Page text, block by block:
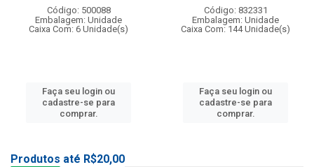
Código: 500088
Embalagem: Unidade
Caixa Com: 6 Unidade(s)
Faça seu login ou
cadastre-se para
comprar.
Código: 832331
Embalagem: Unidade
Caixa Com: 144 Unidade(s)
Faça seu login ou
cadastre-se para
comprar.
Produtos até R$20,00